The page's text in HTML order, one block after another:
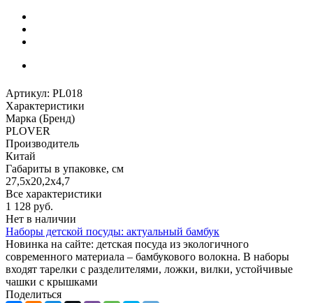
Артикул: PL018
Характеристики
Марка (Бренд)
PLOVER
Производитель
Китай
Габариты в упаковке, см
27,5х20,2х4,7
Все характеристики
1 128 руб.
Нет в наличии
Наборы детской посуды: актуальный бамбук
Новинка на сайте: детская посуда из экологичного
современного материала – бамбукового волокна. В наборы
входят тарелки с разделителями, ложки, вилки, устойчивые
чашки с крышками
Поделиться